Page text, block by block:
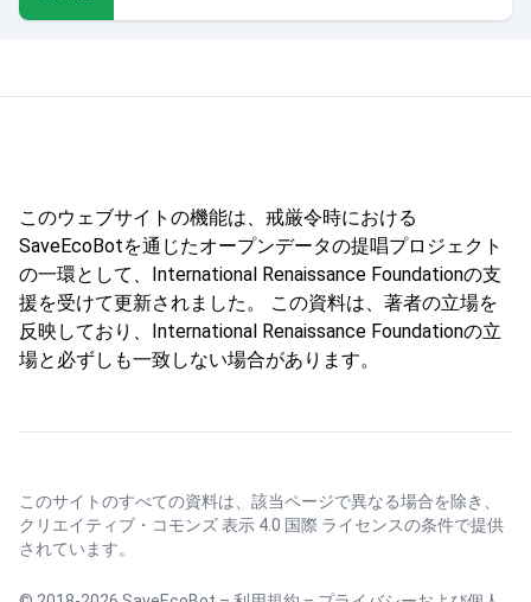
このウェブサイトの機能は、戒厳令時における
SaveEcoBotを通じたオープンデータの提唱プロジェクト
の一環として、International Renaissance Foundationの支
援を受けて更新されました。 この資料は、著者の立場を
反映しており、International Renaissance Foundationの立
場と必ずしも一致しない場合があります。
このサイトのすべての資料は、該当ページで異なる場合を除き、
クリエイティブ・コモンズ 表示 4.0 国際 ライセンスの条件で提供
されています。